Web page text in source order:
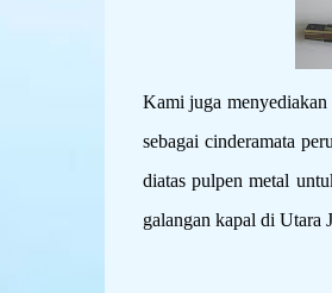
Kami juga
sebagai cinderamata
diatas pulpen metal
galangan kapal di Utara